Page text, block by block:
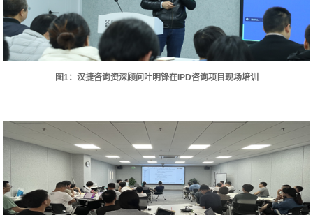
图1：汉捷咨询资深顾问叶明锋在IPD咨询项目现场培训